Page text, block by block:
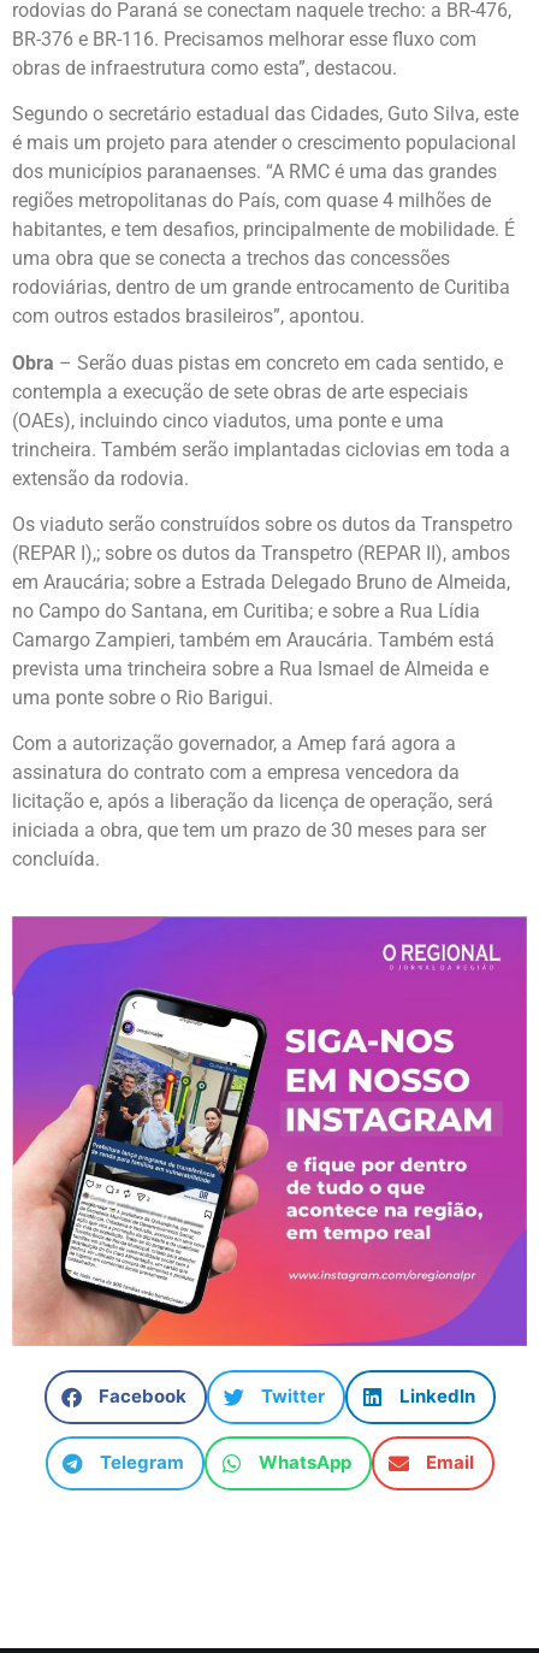
rodovias do Paraná se conectam naquele trecho: a BR-476,
BR-376 e BR-116. Precisamos melhorar esse fluxo com
obras de infraestrutura como esta”, destacou.
Segundo o secretário estadual das Cidades, Guto Silva, este
é mais um projeto para atender o crescimento populacional
dos municípios paranaenses. “A RMC é uma das grandes
regiões metropolitanas do País, com quase 4 milhões de
habitantes, e tem desafios, principalmente de mobilidade. É
uma obra que se conecta a trechos das concessões
rodoviárias, dentro de um grande entrocamento de Curitiba
com outros estados brasileiros”, apontou.
Obra – Serão duas pistas em concreto em cada sentido, e
contempla a execução de sete obras de arte especiais
(OAEs), incluindo cinco viadutos, uma ponte e uma
trincheira. Também serão implantadas ciclovias em toda a
extensão da rodovia.
Os viaduto serão construídos sobre os dutos da Transpetro
(REPAR I),; sobre os dutos da Transpetro (REPAR II), ambos
em Araucária; sobre a Estrada Delegado Bruno de Almeida,
no Campo do Santana, em Curitiba; e sobre a Rua Lídia
Camargo Zampieri, também em Araucária. Também está
prevista uma trincheira sobre a Rua Ismael de Almeida e
uma ponte sobre o Rio Barigui.
Com a autorização governador, a Amep fará agora a
assinatura do contrato com a empresa vencedora da
licitação e, após a liberação da licença de operação, será
iniciada a obra, que tem um prazo de 30 meses para ser
concluída.
Facebook Twitter LinkedIn
Telegram WhatsApp Email